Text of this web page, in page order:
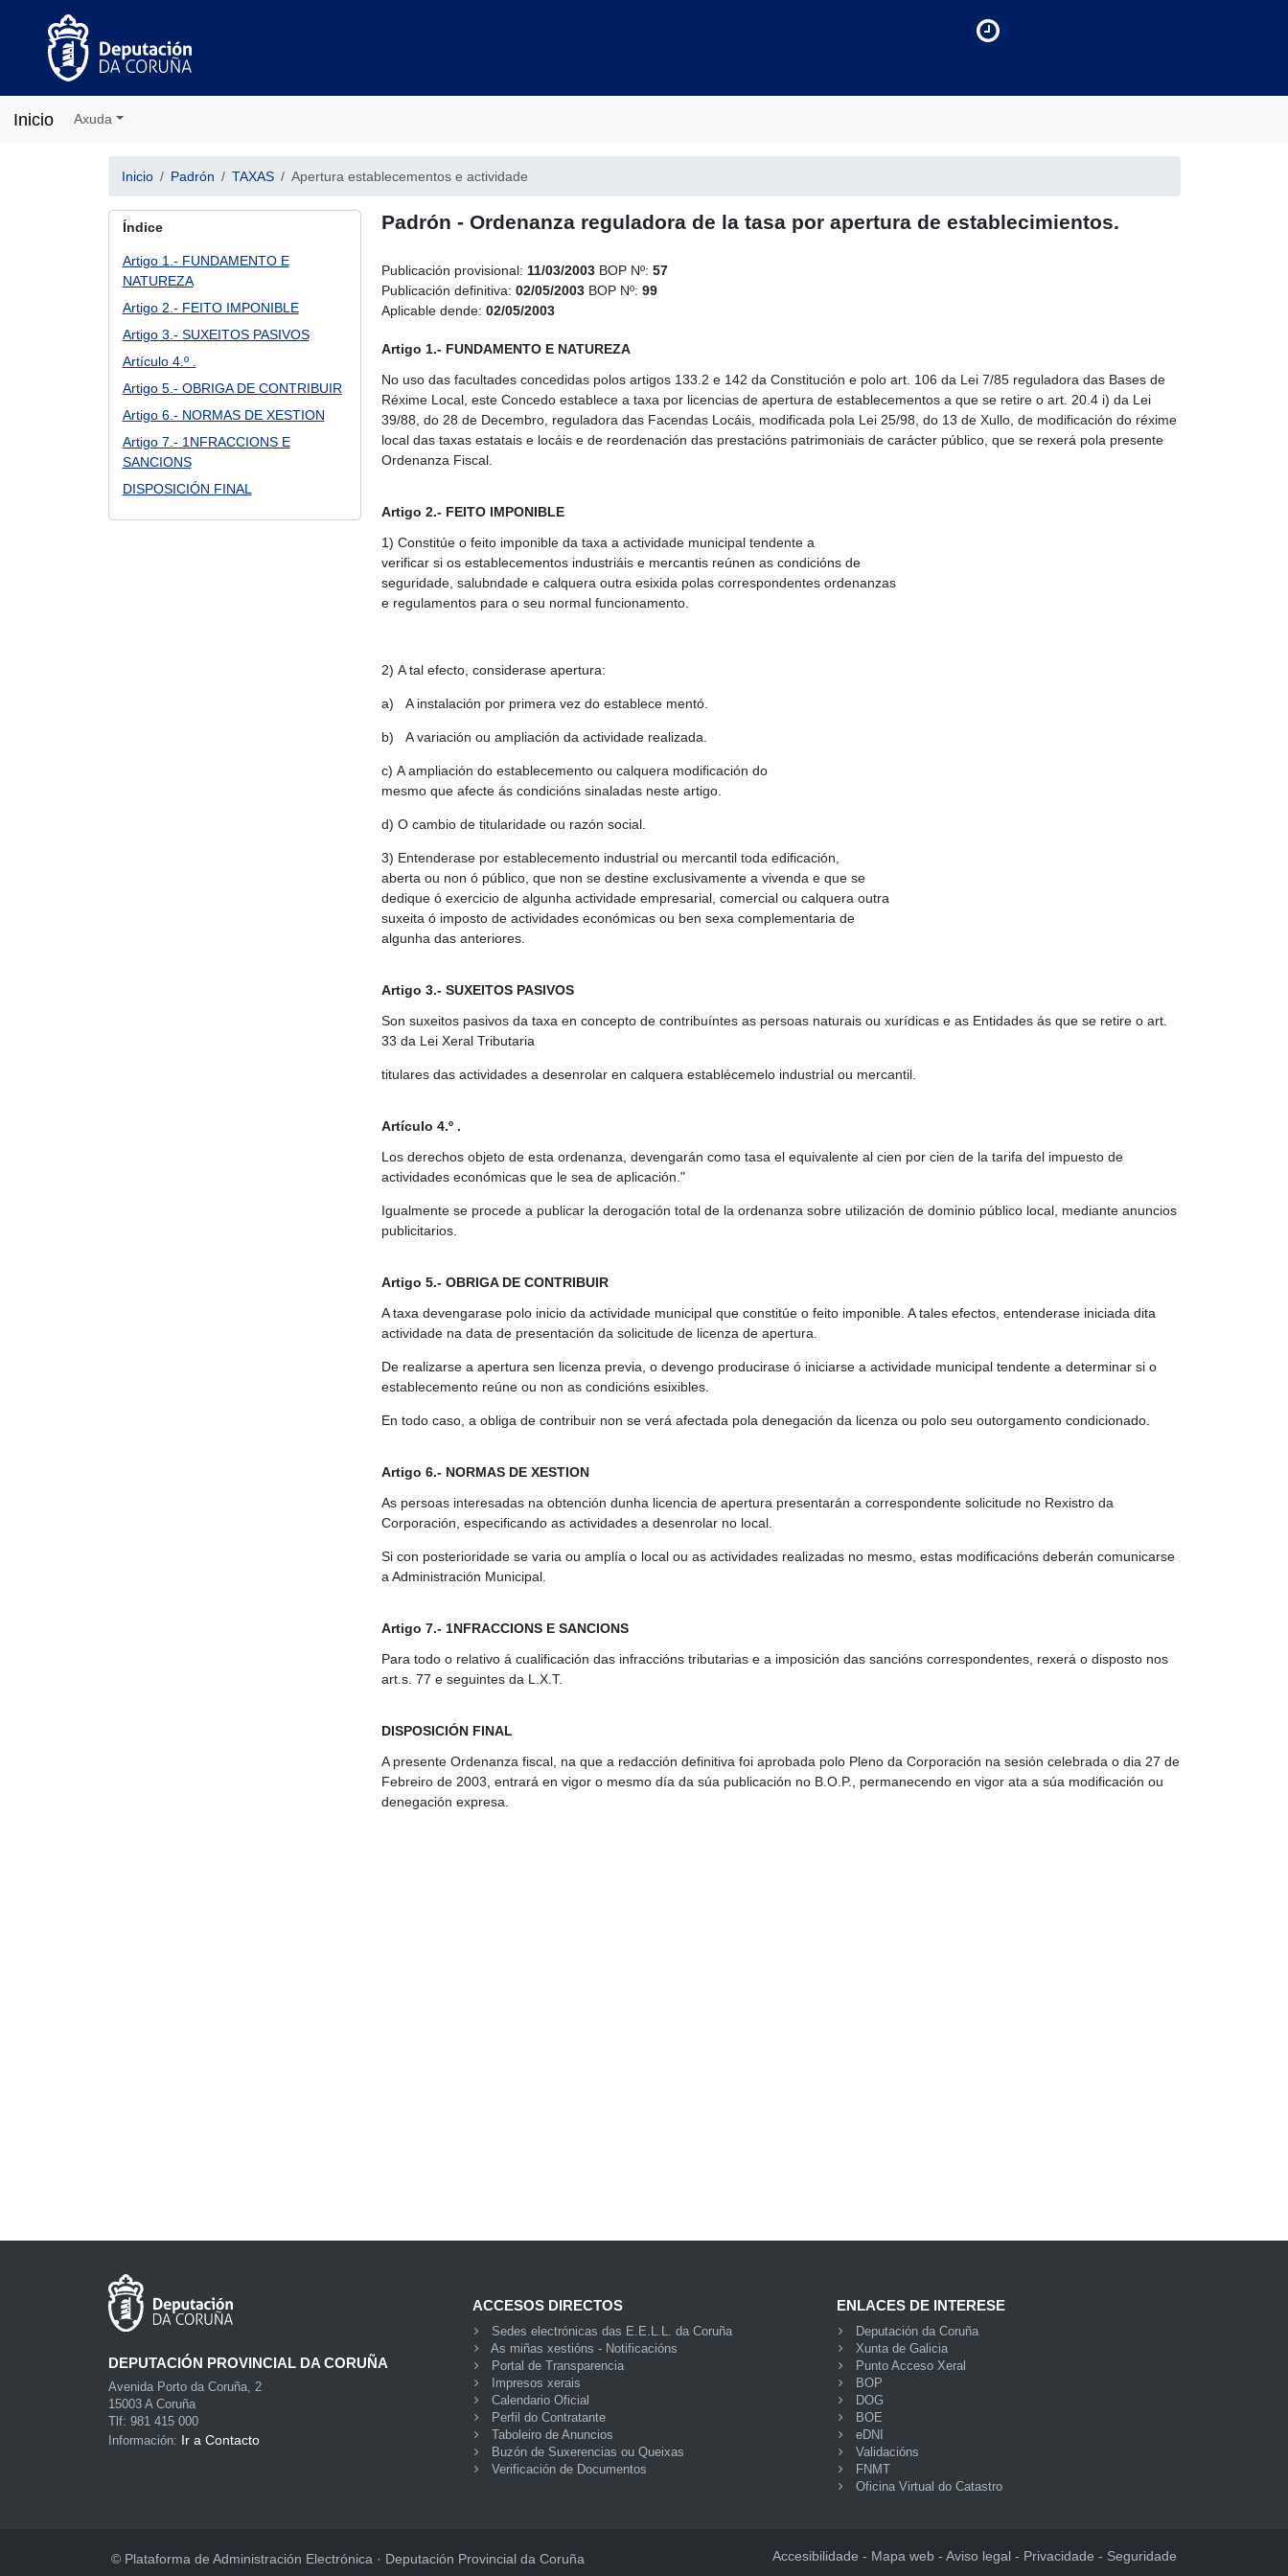
Inicio Axuda
Inicio Padrón TAXAS Apertura establecementos e actividade
Índice
Artigo 1.- FUNDAMENTO E
NATUREZA
Artigo 2.- FEITO IMPONIBLE
Artigo 3.- SUXEITOS PASIVOS
Artículo 4.º .
Artigo 5.- OBRIGA DE CONTRIBUIR
Artigo 6.- NORMAS DE XESTION
Artigo 7.- 1NFRACCIONS E
SANCIONS
DISPOSICIÓN FINAL
Padrón - Ordenanza reguladora de la tasa por apertura de establecimientos.
Publicación provisional: 11/03/2003 BOP Nº: 57
Publicación definitiva: 02/05/2003 BOP Nº: 99
Aplicable dende: 02/05/2003
Artigo 1.- FUNDAMENTO E NATUREZA
No uso das facultades concedidas polos artigos 133.2 e 142 da Constitución e polo art. 106 da Lei 7/85 reguladora das Bases de
Réxime Local, este Concedo establece a taxa por licencias de apertura de establecementos a que se retire o art. 20.4 i) da Lei
39/88, do 28 de Decembro, reguladora das Facendas Locáis, modificada pola Lei 25/98, do 13 de Xullo, de modificación do réxime
local das taxas estatais e locáis e de reordenación das prestacións patrimoniais de carácter público, que se rexerá pola presente
Ordenanza Fiscal.
Artigo 2.- FEITO IMPONIBLE
1) Constitúe o feito imponible da taxa a actividade municipal tendente a
verificar si os establecementos industriáis e mercantis reúnen as condicións de
seguridade, salubndade e calquera outra esixida polas correspondentes ordenanzas
e regulamentos para o seu normal funcionamento.
2) A tal efecto, considerase apertura:
a) A instalación por primera vez do establece mentó.
b) A variación ou ampliación da actividade realizada.
c) A ampliación do establecemento ou calquera modificación do
mesmo que afecte ás condicións sinaladas neste artigo.
d) O cambio de titularidade ou razón social.
3) Entenderase por establecemento industrial ou mercantil toda edificación,
aberta ou non ó público, que non se destine exclusivamente a vivenda e que se
dedique ó exercicio de algunha actividade empresarial, comercial ou calquera outra
suxeita ó imposto de actividades económicas ou ben sexa complementaria de
algunha das anteriores.
Artigo 3.- SUXEITOS PASIVOS
Son suxeitos pasivos da taxa en concepto de contribuíntes as persoas naturais ou xurídicas e as Entidades ás que se retire o art.
33 da Lei Xeral Tributaria
titulares das actividades a desenrolar en calquera establécemelo industrial ou mercantil.
Artículo 4.º .
Los derechos objeto de esta ordenanza, devengarán como tasa el equivalente al cien por cien de la tarifa del impuesto de
actividades económicas que le sea de aplicación."
Igualmente se procede a publicar la derogación total de la ordenanza sobre utilización de dominio público local, mediante anuncios
publicitarios.
Artigo 5.- OBRIGA DE CONTRIBUIR
A taxa devengarase polo inicio da actividade municipal que constitúe o feito imponible. A tales efectos, entenderase iniciada dita
actividade na data de presentación da solicitude de licenza de apertura.
De realizarse a apertura sen licenza previa, o devengo producirase ó iniciarse a actividade municipal tendente a determinar si o
establecemento reúne ou non as condicións esixibles.
En todo caso, a obliga de contribuir non se verá afectada pola denegación da licenza ou polo seu outorgamento condicionado.
Artigo 6.- NORMAS DE XESTION
As persoas interesadas na obtención dunha licencia de apertura presentarán a correspondente solicitude no Rexistro da
Corporación, especificando as actividades a desenrolar no local.
Si con posterioridade se varia ou amplía o local ou as actividades realizadas no mesmo, estas modificacións deberán comunicarse
a Administración Municipal.
Artigo 7.- 1NFRACCIONS E SANCIONS
Para todo o relativo á cualificación das infraccións tributarias e a imposición das sancións correspondentes, rexerá o disposto nos
art.s. 77 e seguintes da L.X.T.
DISPOSICIÓN FINAL
A presente Ordenanza fiscal, na que a redacción definitiva foi aprobada polo Pleno da Corporación na sesión celebrada o dia 27 de
Febreiro de 2003, entrará en vigor o mesmo día da súa publicación no B.O.P., permanecendo en vigor ata a súa modificación ou
denegación expresa.
DEPUTACIÓN PROVINCIAL DA CORUÑA
Avenida Porto da Coruña, 2
15003 A Coruña
Tlf: 981 415 000
Información: Ir a Contacto
ACCESOS DIRECTOS
Sedes electrónicas das E.E.L.L. da Coruña
As miñas xestións - Notificacións
Portal de Transparencia
Impresos xerais
Calendario Oficial
Perfil do Contratante
Taboleiro de Anuncios
Buzón de Suxerencias ou Queixas
Verificación de Documentos
ENLACES DE INTERESE
Deputación da Coruña
Xunta de Galicia
Punto Acceso Xeral
BOP
DOG
BOE
eDNI
Validacións
FNMT
Oficina Virtual do Catastro
© Plataforma de Administración Electrónica · Deputación Provincial da Coruña Accesibilidade Mapa web Aviso legal Privacidade Seguridade